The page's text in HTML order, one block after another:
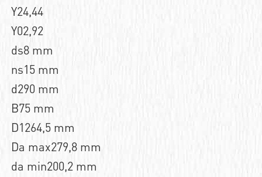
Y24,44
Y02,92
ds8 mm
ns15 mm
d290 mm
B75 mm
D1264,5 mm
Da max279,8 mm
da min200,2 mm